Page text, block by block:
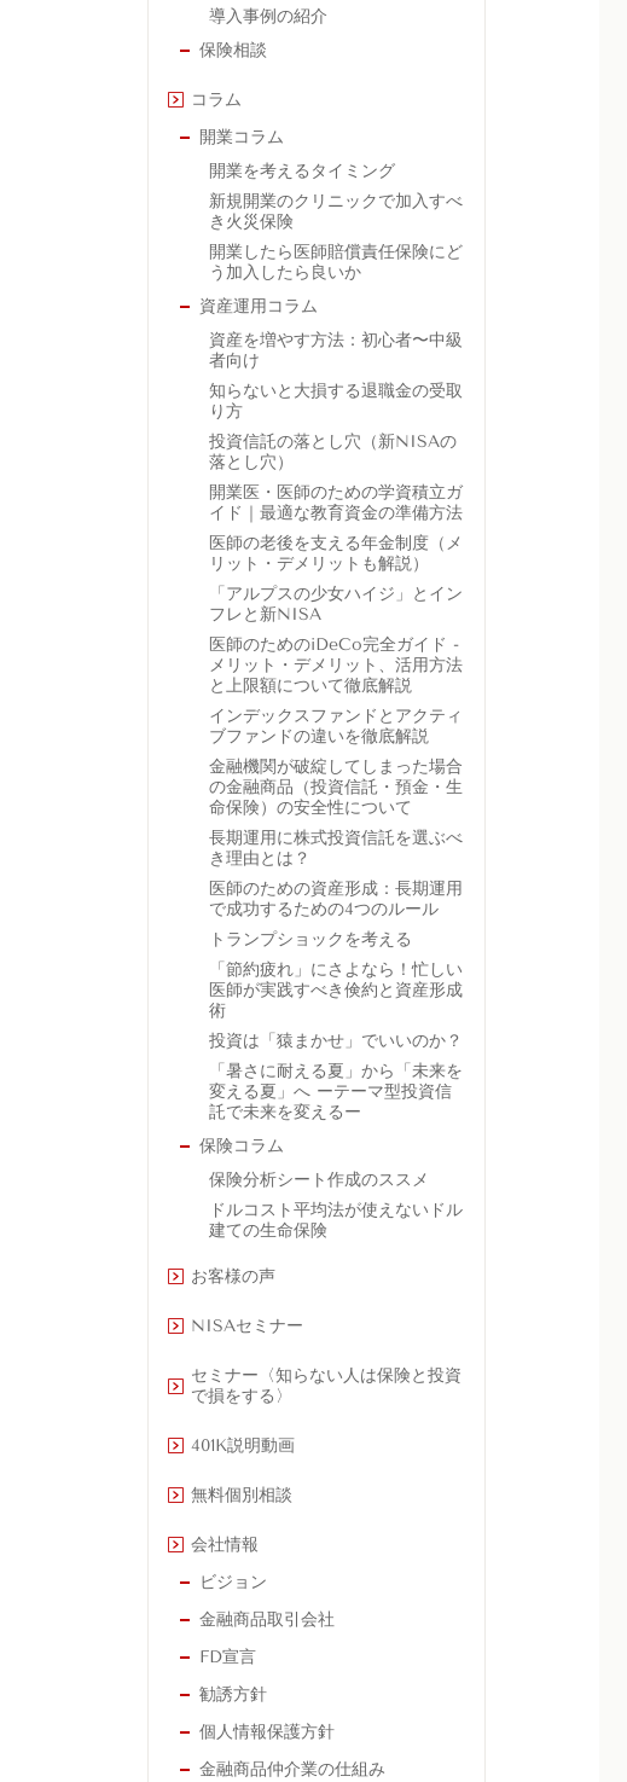
導入事例の紹介
保険相談
コラム
開業コラム
開業を考えるタイミング
新規開業のクリニックで加入すべ
き火災保険
開業したら医師賠償責任保険にど
う加入したら良いか
資産運用コラム
資産を増やす方法：初心者〜中級
者向け
知らないと大損する退職金の受取
り方
投資信託の落とし穴（新NISAの
落とし穴）
開業医・医師のための学資積立ガ
イド｜最適な教育資金の準備方法
医師の老後を支える年金制度（メ
リット・デメリットも解説）
「アルプスの少女ハイジ」とイン
フレと新NISA
医師のためのiDeCo完全ガイド -
メリット・デメリット、活用方法
と上限額について徹底解説
インデックスファンドとアクティ
ブファンドの違いを徹底解説
金融機関が破綻してしまった場合
の金融商品（投資信託・預金・生
命保険）の安全性について
長期運用に株式投資信託を選ぶべ
き理由とは？
医師のための資産形成：長期運用
で成功するための4つのルール
トランプショックを考える
「節約疲れ」にさよなら！忙しい
医師が実践すべき倹約と資産形成
術
投資は「猿まかせ」でいいのか？
「暑さに耐える夏」から「未来を
変える夏」へ ーテーマ型投資信
託で未来を変えるー
保険コラム
保険分析シート作成のススメ
ドルコスト平均法が使えないドル
建ての生命保険
お客様の声
NISAセミナー
セミナー〈知らない人は保険と投資
で損をする〉
401K説明動画
無料個別相談
会社情報
ビジョン
金融商品取引会社
FD宣言
勧誘方針
個人情報保護方針
金融商品仲介業の仕組み